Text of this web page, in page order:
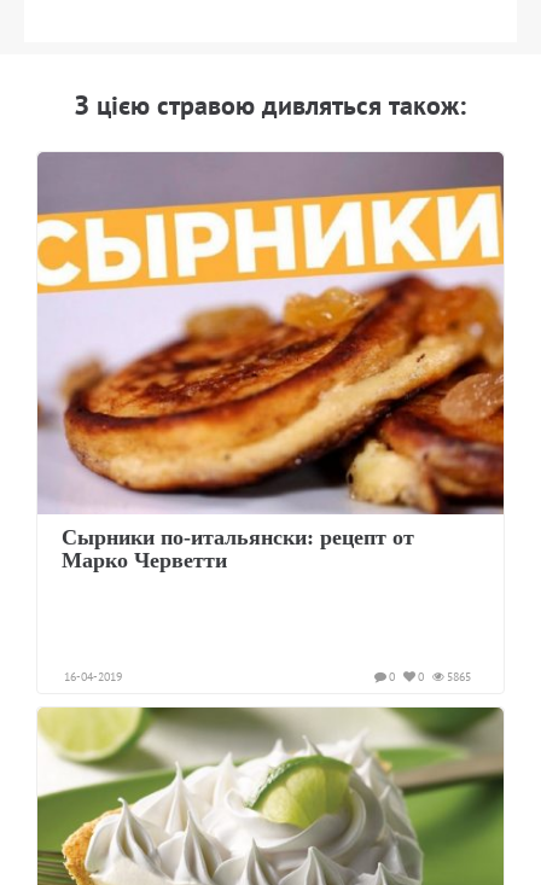
З цiєю стравою дивляться також:
Сырники по-итальянски: рецепт от
Марко Черветти
16-04-2019 5865
0
0